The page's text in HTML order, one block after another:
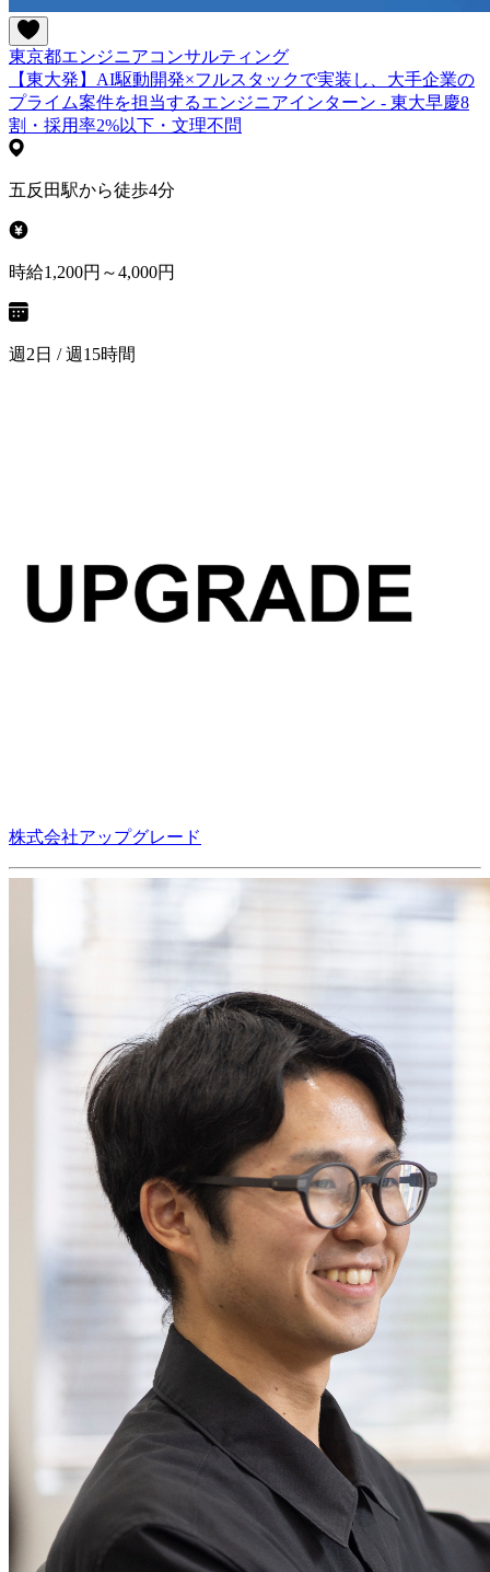
東京都エンジニアコンサルティング
【東大発】AI駆動開発×フルスタックで実装し、大手企業の
プライム案件を担当するエンジニアインターン - 東大早慶8
割・採用率2%以下・文理不問
五反田駅から徒歩4分
時給1,200円～4,000円
週2日 / 週15時間
株式会社アップグレード